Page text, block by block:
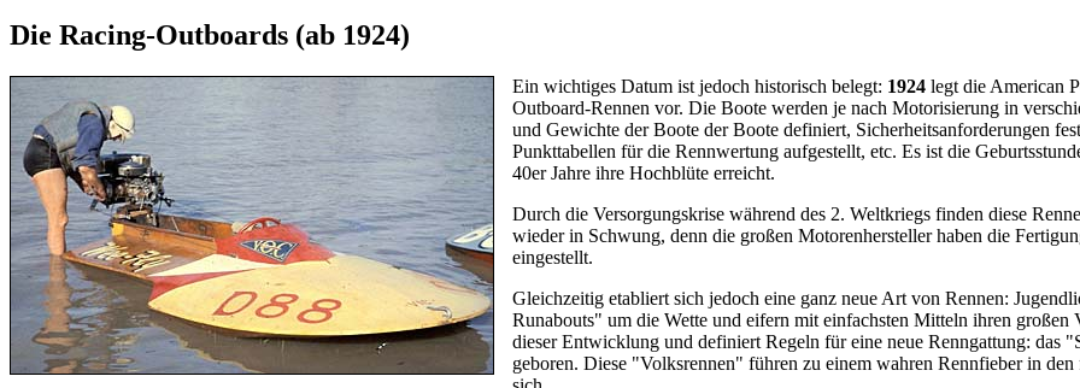
Die Racing-Outboards (ab 1924)
Ein wichtiges Datum ist jedoch historisch belegt: 1924 legt die American
Outboard-Rennen vor. Die Boote werden je nach Motorisierung in
und Gewichte der Boote der Boote definiert, Sicherheitsanforderungen
Punkttabellen für die Rennwertung aufgestellt, etc. Es ist die
40er Jahre ihre Hochblüte erreicht.
Durch die Versorgungskrise während des 2. Weltkriegs finden diese
wieder in Schwung, denn die großen Motorenhersteller haben die
eingestellt.
Gleichzeitig etabliert sich jedoch eine ganz neue Art von Rennen:
Runabouts" um die Wette und eifern mit einfachsten Mitteln ihren
dieser Entwicklung und definiert Regeln für eine neue Renngattung: das
geboren. Diese "Volksrennen" führen zu einem wahren Rennfieber in